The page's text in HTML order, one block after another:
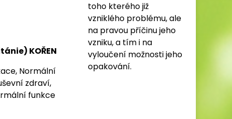
KOŘEN
Normální
zdraví,
funkce
toho kterého již
vzniklého problému, ale
na pravou příčinu jeho
vzniku, a tím i na
vyloučení možnosti jeho
opakování.